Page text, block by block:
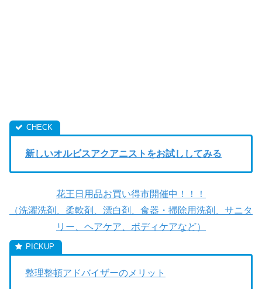
新しいオルビスアクアニストをお試ししてみる
花王日用品お買い得市開催中！！！
（洗濯洗剤、柔軟剤、漂白剤、食器・掃除用洗剤、サニタ
リー、ヘアケア、ボディケアなど）
整理整頓アドバイザーのメリット